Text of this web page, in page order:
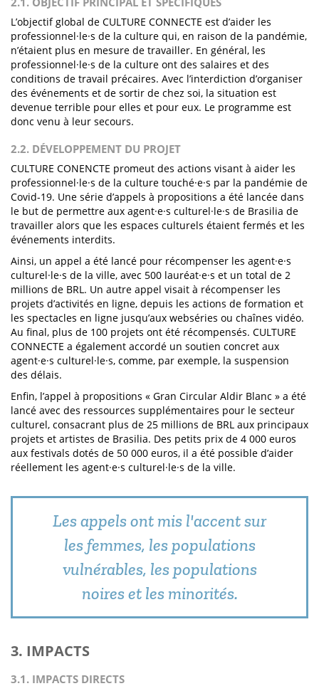
L’objectif global de CULTURE CONNECTE est d’aider les
professionnel·le·s de la culture qui, en raison de la pandémie,
n’étaient plus en mesure de travailler. En général, les
professionnel·le·s de la culture ont des salaires et des
conditions de travail précaires. Avec l’interdiction d’organiser
des événements et de sortir de chez soi, la situation est
devenue terrible pour elles et pour eux. Le programme est
donc venu à leur secours.
2.2. DÉVELOPPEMENT DU PROJET
CULTURE CONENCTE promeut des actions visant à aider les
professionnel·le·s de la culture touché·e·s par la pandémie de
Covid-19. Une série d’appels à propositions a été lancée dans
le but de permettre aux agent·e·s culturel·le·s de Brasilia de
travailler alors que les espaces culturels étaient fermés et les
événements interdits.
Ainsi, un appel a été lancé pour récompenser les agent·e·s
culturel·le·s de la ville, avec 500 lauréat·e·s et un total de 2
millions de BRL. Un autre appel visait à récompenser les
projets d’activités en ligne, depuis les actions de formation et
les spectacles en ligne jusqu’aux webséries ou chaînes vidéo.
Au final, plus de 100 projets ont été récompensés. CULTURE
CONNECTE a également accordé un soutien concret aux
agent·e·s culturel·le·s, comme, par exemple, la suspension
des délais.
Enfin, l’appel à propositions « Gran Circular Aldir Blanc » a été
lancé avec des ressources supplémentaires pour le secteur
culturel, consacrant plus de 25 millions de BRL aux principaux
projets et artistes de Brasilia. Des petits prix de 4 000 euros
aux festivals dotés de 50 000 euros, il a été possible d’aider
réellement les agent·e·s culturel·le·s de la ville.
Les appels ont mis l'accent sur
les femmes, les populations
vulnérables, les populations
noires et les minorités.
3. IMPACTS
3.1. IMPACTS DIRECTS